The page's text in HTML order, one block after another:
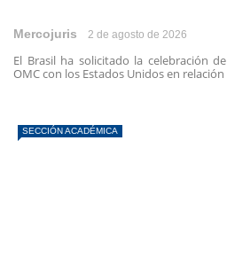
Mercojuris 2 de agosto de 2026
El Brasil ha solicitado la celebración
OMC con los Estados Unidos en relación
SECCIÓN ACADÉMICA